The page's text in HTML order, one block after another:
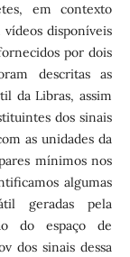
em contexto
disponíveis
por dois
descritas as
da Libras, assim
dos sinais
as unidades da
mínimos nos
algumas
geradas pela
do espaço de
dos sinais dessa